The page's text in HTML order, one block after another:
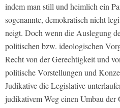
indem man still und heimlich ein
sogenannte, demokratisch nicht
neigt. Doch wenn die Auslegung
politischen bzw. ideologischen
Recht von der Gerechtigkeit und
politische Vorstellungen und
Judikative die Legislative
judikativem Weg einen Umbau der